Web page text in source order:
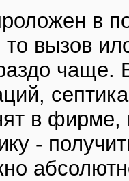
в
вызов
в фирме,
-